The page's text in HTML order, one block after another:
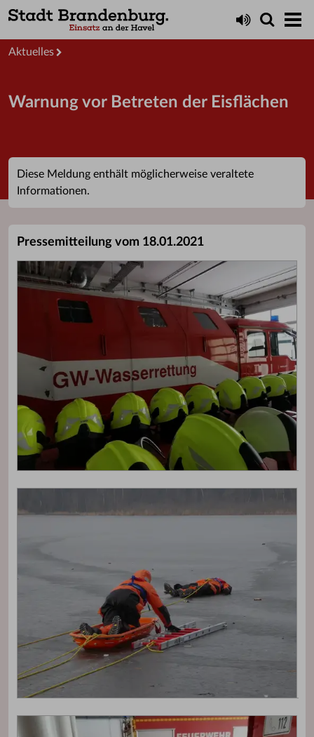
Aktuelles
Warnung vor Betreten der Eisflächen
Diese Meldung enthält möglicherweise veraltete
Informationen.
Pressemitteilung vom 18.01.2021